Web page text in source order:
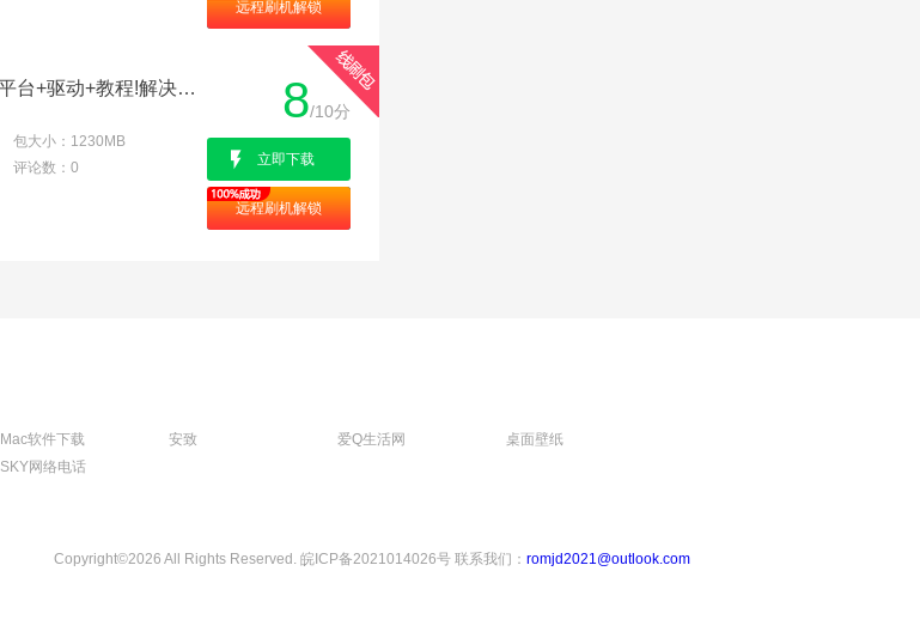
远程刷机解锁
三星A5000线刷专用刷机救砖固件包，内带平台+驱动+教程!解决手机黑屏/黑砖/定屏等已测
包大小： 1230MB
评论数： 0
8/10分
立即下载
远程刷机解锁
Mac软件下载 安致 爱Q生活网
桌面壁纸
SKY网络电话
Copyright©2026 All Rights Reserved. 皖ICP备2021014026号 联系我们： romjd2021@outlook.com